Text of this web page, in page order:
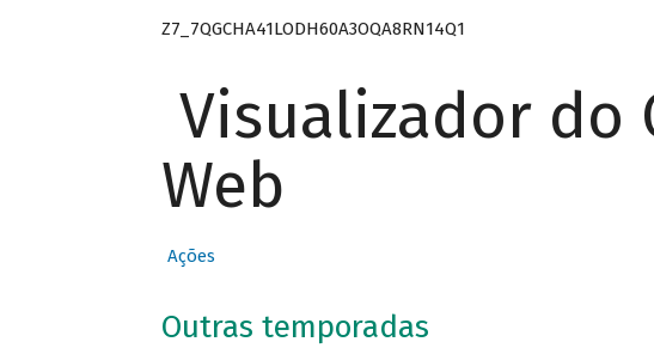
Z7_7QGCHA41LODH60A3OQA8RN14Q1
Visualizador do
Web
Ações
Outras temporadas